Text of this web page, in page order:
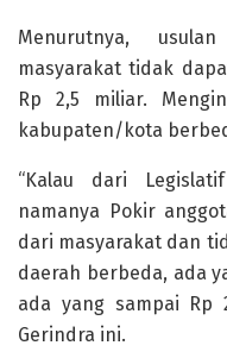
Menurutnya,
masyarakat tidak
Rp 2,5 miliar.
kabupaten/kota
“Kalau dari
namanya Pokir
dari masyarakat dan
daerah berbeda, ada
ada yang sampai Rp
Gerindra ini.